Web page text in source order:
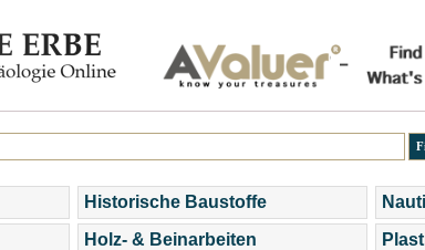
Historische Baustoffe
Holz- & Beinarbeiten